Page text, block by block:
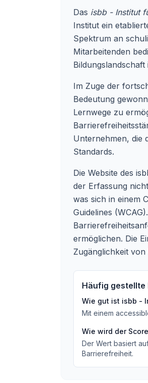
Das isbb - Institut
Institut ein
Spektrum an
Mitarbeitenden
Bildungslandschaft
Im Zuge der
Bedeutung
Lernwege zu
Unternehmen, die
Standards.
Die Website des
der Erfassung
was sich in einem
Guidelines
ermöglichen. Die
Zugänglichkeit
Häufig gestellte
Wie gut ist isbb -
Mit einem
Wie wird der
Der Wert basiert
Barrierefreiheit.